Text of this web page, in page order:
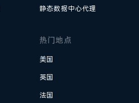
静态数据中心代理
热门地点
美国
英国
法国